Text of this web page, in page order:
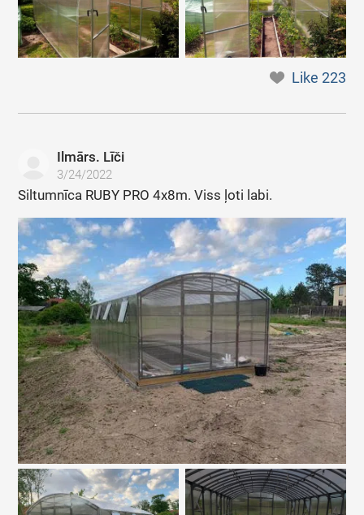
Like223
Ilmārs. Līči
3/24/2022
Siltumnīca RUBY PRO 4x8m. Viss ļoti labi.